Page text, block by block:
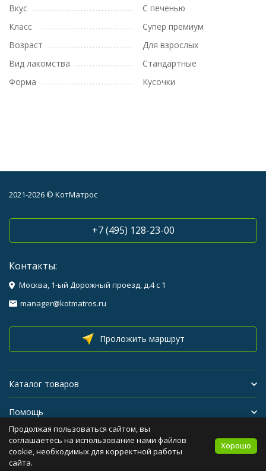
Вкус
С печенью
Класс
Супер премиум
Возраст
Для взрослых
Вид лакомства
Стандартные
Форма
Кусочки
2021-2026 © КотМатрос
+7 (495) 128-23-00
Контакты:
Москва, 1-ый Дорожный проезд, д.4 с 1
manager@kotmatros.ru
Проложить маршрут
Каталог товаров
Помощь
Бренды
Продолжая пользоваться сайтом, вы
соглашаетесь на использование нами файлов
cookie, необходимых для корректной работы
сайта.
Хорошо